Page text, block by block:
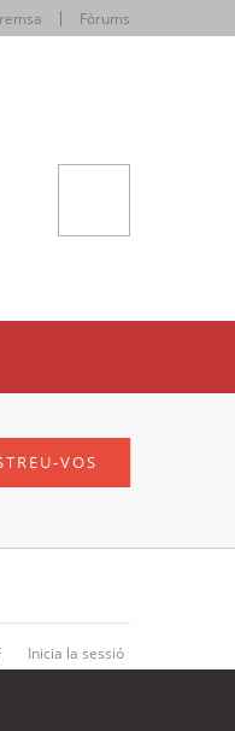
Fòrums
VOS
Inicia la sessió